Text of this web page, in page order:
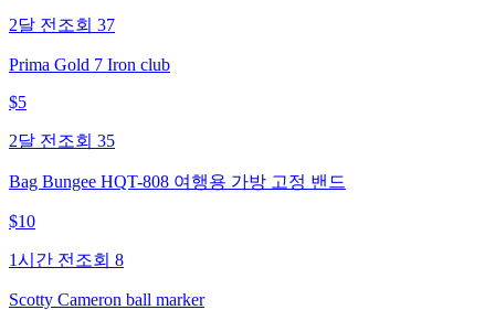
2달 전 조회 37
Prima Gold 7 Iron club
$5
2달 전 조회 35
Bag Bungee HQT-808 여행용 가방 고정 밴드
$10
1시간 전 조회 8
Scotty Cameron ball marker